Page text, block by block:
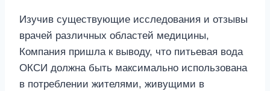
Изучив существующие исследования и отзывы
врачей различных областей медицины,
Компания пришла к выводу, что питьевая вода
ОКСИ должна быть максимально использована
в потреблении жителями, живущими в